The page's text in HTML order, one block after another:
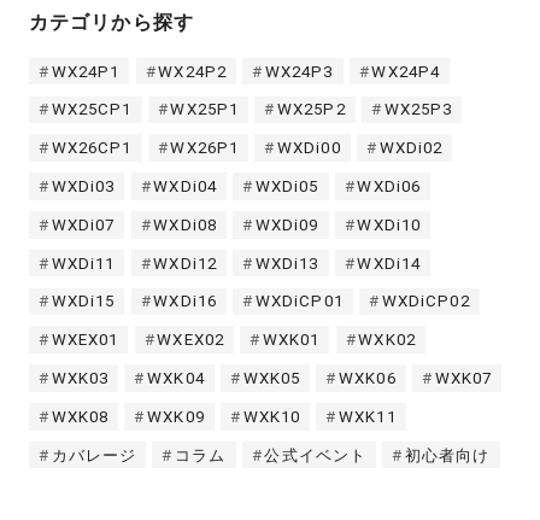
カテゴリから探す
WX24P1 WX24P2 WX24P3 WX24P4
WX25CP1 WX25P1 WX25P2 WX25P3
WX26CP1 WX26P1 WXDi00 WXDi02
WXDi03 WXDi04 WXDi05 WXDi06
WXDi07 WXDi08 WXDi09 WXDi10
WXDi11 WXDi12 WXDi13 WXDi14
WXDi15 WXDi16 WXDiCP01 WXDiCP02
WXEX01 WXEX02 WXK01 WXK02
WXK03 WXK04 WXK05 WXK06 WXK07
WXK08 WXK09 WXK10 WXK11
カバレージ コラム 公式イベント 初心者向け